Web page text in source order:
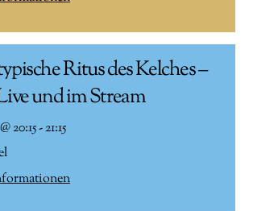
Ritus des Kelches –
und im Stream
@20:15-21:15